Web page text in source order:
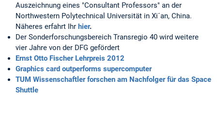
Auszeichnung eines "Consultant Professors" an der
Northwestern Polytechnical Universität in Xi´an, China.
Näheres erfahrt Ihr hier.
Der Sonderforschungsbereich Transregio 40 wird weitere
vier Jahre von der DFG gefördert
Ernst Otto Fischer Lehrpreis 2012
Graphics card outperforms supercomputer
TUM Wissenschaftler forschen am Nachfolger für das Space
Shuttle